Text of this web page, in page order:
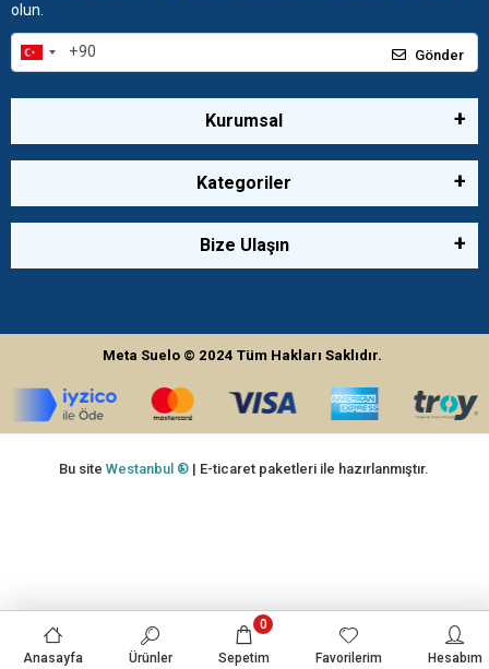
olun.
Gönder
Kurumsal
Kategoriler
Bize Ulaşın
Meta Suelo © 2024Tüm Hakları Saklıdır.
Anasayfa Ürünler Sepetim
0
Favorilerim Hesabım
Bu siteWestanbul ® | E-ticaret paketleri ile hazırlanmıştır.